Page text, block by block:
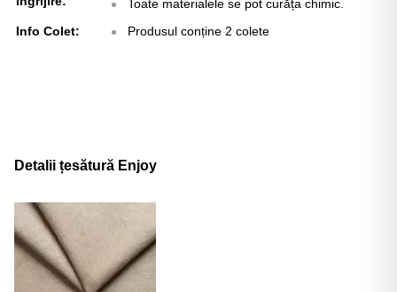
Toate materialele se pot curăța chimic.
Info Colet:
Produsul conține 2 colete
Detalii țesătură Enjoy